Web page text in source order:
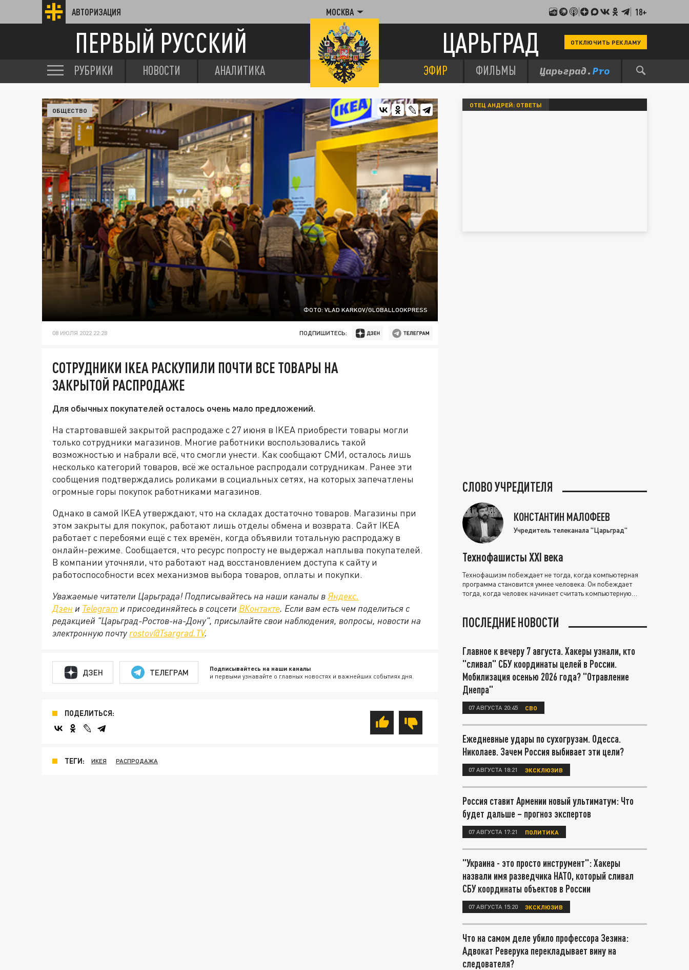
АВТОРИЗАЦИЯ МОСКВА 18+
ПЕРВЫЙ РУССКИЙ ЦАРЬГРАД ОТКЛЮЧИТЬ РЕКЛАМУ
РУБРИКИ НОВОСТИ АНАЛИТИКА ЭФИР ФИЛЬМЫ
ФОТО: VLAD KARKOV/GLOBALLOOKPRESS
ОБЩЕСТВО
08 ИЮЛЯ 2022 22:28 ПОДПИШИТЕСЬ:
СОТРУДНИКИ IKEA РАСКУПИЛИ ПОЧТИ ВСЕ ТОВАРЫ НА
ЗАКРЫТОЙ РАСПРОДАЖЕ
Для обычных покупателей осталось очень мало предложений.
На стартовавшей закрытой распродаже с 27 июня в IKEA приобрести товары могли
только сотрудники магазинов. Многие работники воспользовались такой
возможностью и набрали всё, что смогли унести. Как сообщают СМИ, осталось лишь
несколько категорий товаров, всё же остальное распродали сотрудникам. Ранее эти
сообщения подтверждались роликами в социальных сетях, на которых запечатлены
огромные горы покупок работниками магазинов.
Однако в самой IKEA утверждают, что на складах достаточно товаров. Магазины при
этом закрыты для покупок, работают лишь отделы обмена и возврата. Сайт IKEA
работает с перебоями ещё с тех времён, когда объявили тотальную распродажу в
онлайн-режиме. Сообщается, что ресурс попросту не выдержал наплыва покупателей.
В компании уточняли, что работают над восстановлением доступа к сайту и
работоспособности всех механизмов выбора товаров, оплаты и покупки.
Уважаемые читатели Царьграда! Подписывайтесь на наши каналы вЯндекс.
Дзен и Telegram и присоединяйтесь в соцсети ВКонтакте. Если вам есть чем поделиться с
редакцией "Царьград-Ростов-на-Дону", присылайте свои наблюдения, вопросы, новости на
электронную почту rostov@Tsargrad.ТV.
ДЗЕН ТЕЛЕГРАМ Подписывайтесь на наши каналы
и первыми узнавайте о главных новостях и важнейших событиях дня.
ПОДЕЛИТЬСЯ:
ТЕГИ: ИКЕЯ РАСПРОДАЖА
ОТЕЦ АНДРЕЙ: ОТВЕТЫ
СЛОВО УЧРЕДИТЕЛЯ
КОНСТАНТИН МАЛОФЕЕВ
Учредитель телеканала "Царьград"
Технофашисты XXI века
Технофашизм побеждает не тогда, когда компьютерная
программа становится умнее человека. Он побеждает
тогда, когда человек начинает считать компьютерную
ПОСЛЕДНИЕ НОВОСТИ
Главное к вечеру 7 августа. Хакеры узнали, кто
"сливал" СБУ координаты целей в России.
Мобилизация осенью 2026 года? "Отравление
Днепра"
07 АВГУСТА 20:45 СВО
Ежедневные удары по сухогрузам. Одесса.
Николаев. Зачем Россия выбивает эти цели?
07 АВГУСТА 18:21 ЭКСКЛЮЗИВ
Россия ставит Армении новый ультиматум: Что
будет дальше – прогноз экспертов
07 АВГУСТА 17:21 ПОЛИТИКА
"Украина - это просто инструмент": Хакеры
назвали имя разведчика НАТО, который сливал
СБУ координаты объектов в России
07 АВГУСТА 15:20 ЭКСКЛЮЗИВ
Что на самом деле убило профессора Зезина:
Адвокат Реверука перекладывает вину на
следователя?